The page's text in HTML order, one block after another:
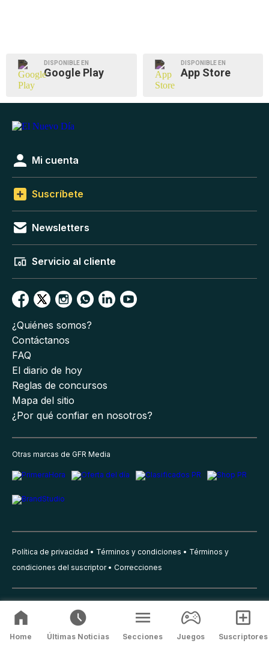
DISPONIBLE EN
Google Play
DISPONIBLE EN
App Store
Mi cuenta
Suscríbete
Newsletters
Servicio al cliente
¿Quiénes somos?
Contáctanos
FAQ
El diario de hoy
Reglas de concursos
Mapa del sitio
¿Por qué confiar en nosotros?
Otras marcas de GFR Media
Política de privacidad Términos y condiciones
Términos y
condiciones del suscriptor
Correcciones
©2026
GFR Media, Todos los Derechos Reservados.
Home
Últimas Noticias Secciones Juegos Suscriptores